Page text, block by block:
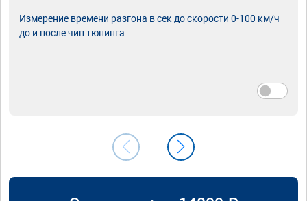
Измерение времени разгона в сек до скорости 0-100 км/ч
до и после чип тюнинга